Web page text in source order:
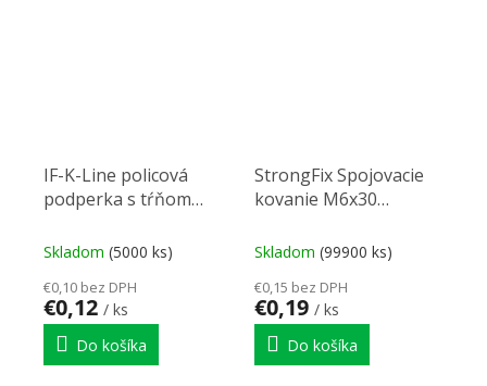
IF-K-Line policová
podperka s tŕňom
Skladom (5000 ks)
€0,10 bez DPH
€0,12 / ks
Do košíka
StrongFix Spojovacie
kovanie M6x30
Skladom (99900 ks)
€0,15 bez DPH
€0,19 / ks
Do košíka